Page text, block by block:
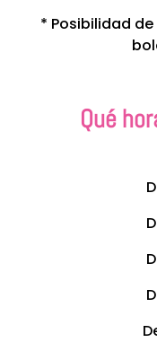
* Posibilidad
Qué